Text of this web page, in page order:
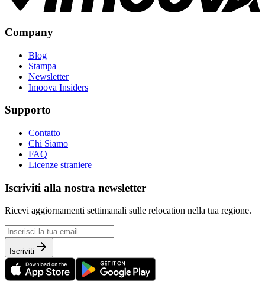
Company
Blog
Stampa
Newsletter
Imoova Insiders
Supporto
Contatto
Chi Siamo
FAQ
Licenze straniere
Iscriviti alla nostra newsletter
Ricevi aggiornamenti settimanali sulle relocation nella tua regione.
Iscriviti